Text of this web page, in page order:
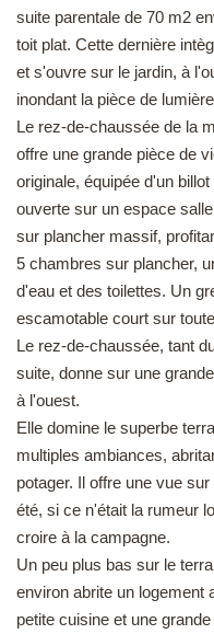
suite parentale de 70 m2
toit plat. Cette dernière
et s'ouvre sur le jardin, à
inondant la pièce de
Le rez-de-chaussée de la
offre une grande pièce de
originale, équipée d'un
ouverte sur un espace
sur plancher massif,
5 chambres sur plancher,
d'eau et des toilettes. Un
escamotable court sur
Le rez-de-chaussée, tant
suite, donne sur une
à l'ouest.
Elle domine le superbe
multiples ambiances,
potager. Il offre une vue
été, si ce n'était la rumeur
croire à la campagne.
Un peu plus bas sur le
environ abrite un logement
petite cuisine et une